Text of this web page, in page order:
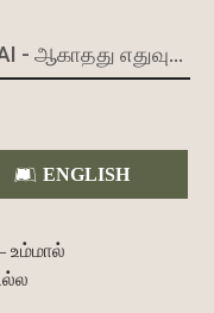
AAGATHATHU ETHUVUM ILLAI - ஆகாதது எதுவுமில்ல
ENGLISH
உம்மால்